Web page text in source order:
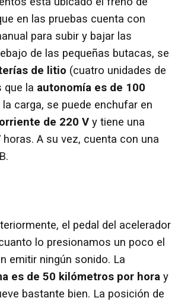
en las pruebas cuenta con
para subir y bajar las
de las pequeñas butacas, se
de litio (cuatro unidades de
que la autonomía es de 100
la carga, se puede enchufar en
de 220 V y tiene una
A su vez, cuenta con una
el pedal del acelerador
lo presionamos un poco el
emitir ningún sonido. La
es de 50 kilómetros por hora y
bastante bien. La posición de